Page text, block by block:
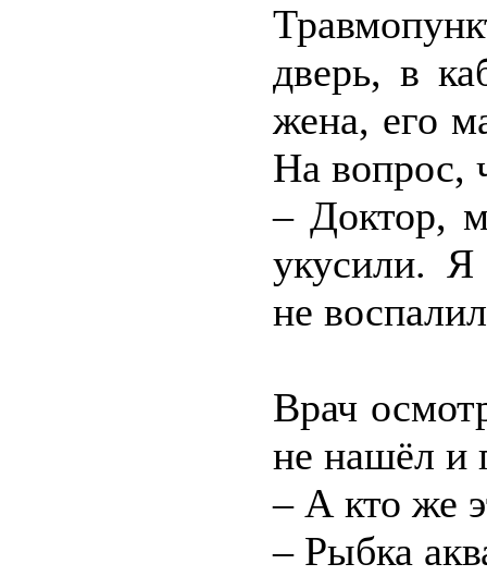
дверь, в
жена, его
На вопрос,
– Доктор,
укусили. Я
не
Врач
не нашёл и
– А кто же
– Рыбка